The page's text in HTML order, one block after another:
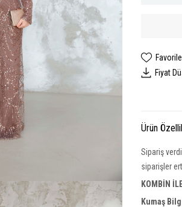
Fiyat
Ürün
Sipariş
siparişler
KOMBİN
Kumaş